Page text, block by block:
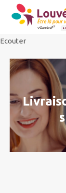
Ecouter
Ecouter
Ecouter